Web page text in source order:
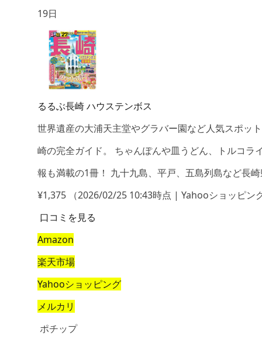
るるぶ長崎 ハウステンボス
世界遺産の大浦天主堂やグラバー園など人気スポッ
崎の完全ガイド。 ちゃんぽんや皿うどん、トルコ
報も満載の1冊！ 九十九島、平戸、五島列島など長
¥1,375
（2026/02/25 10:43時点 | Yahooショッピン
口コミを見る
Amazon
楽天市場
Yahooショッピング
メルカリ
ポチップ